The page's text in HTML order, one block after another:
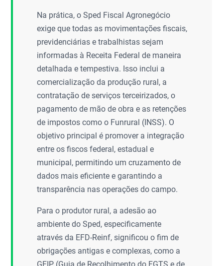
Na prática, o Sped Fiscal Agronegócio
exige que todas as movimentações fiscais,
previdenciárias e trabalhistas sejam
informadas à Receita Federal de maneira
detalhada e tempestiva. Isso inclui a
comercialização da produção rural, a
contratação de serviços terceirizados, o
pagamento de mão de obra e as retenções
de impostos como o Funrural (INSS). O
objetivo principal é promover a integração
entre os fiscos federal, estadual e
municipal, permitindo um cruzamento de
dados mais eficiente e garantindo a
transparência nas operações do campo.
Para o produtor rural, a adesão ao
ambiente do Sped, especificamente
através da EFD-Reinf, significou o fim de
obrigações antigas e complexas, como a